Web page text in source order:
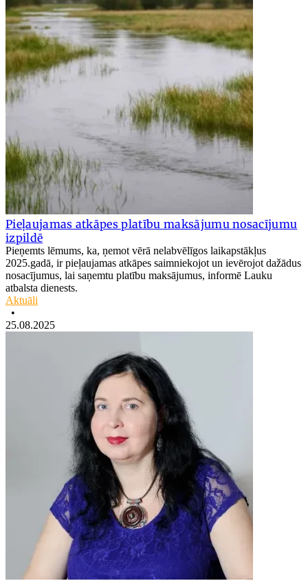
Pieļaujamas atkāpes platību maksājumu nosacījumu
izpildē
Pieņemts lēmums, ka, ņemot vērā nelabvēlīgos laikapstākļus
2025.gadā, ir pieļaujamas atkāpes saimniekojot un ievērojot dažādus
nosacījumus, lai saņemtu platību maksājumus, informē Lauku
atbalsta dienests.
Aktuāli
•
25.08.2025